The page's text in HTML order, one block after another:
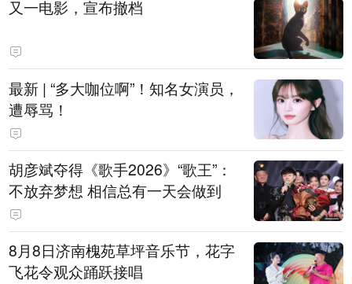
又一电影，宣布撤档
最新 | “多大咖位啊”！知名女演员，
遭辱骂！
胡彦斌夺得《歌手2026》“歌王”：
不放弃梦想 相信总有一天会做到
8月8日济南槐苑草坪音乐节，花字
飞花令观众踊跃接唱